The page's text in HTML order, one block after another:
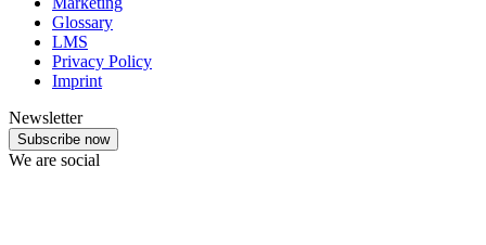
Glossary
LMS
Privacy Policy
Imprint
Newsletter
Subscribe now
We are social